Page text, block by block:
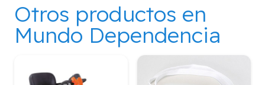
Otros productos en
Mundo Dependencia